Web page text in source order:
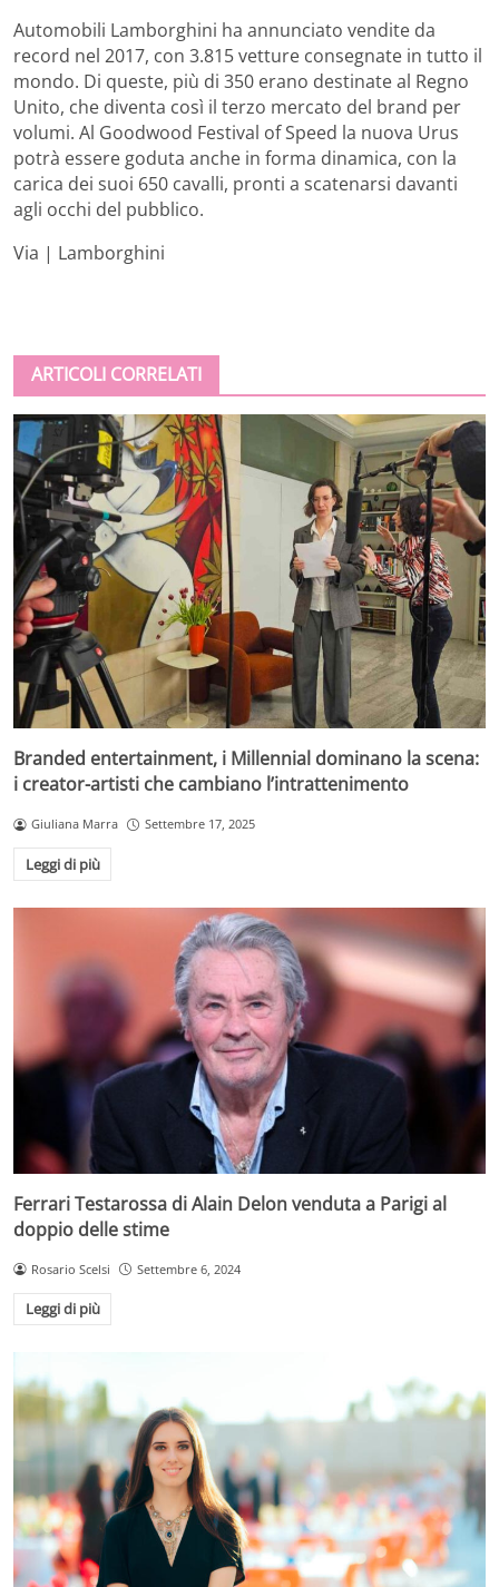
Automobili Lamborghini ha annunciato vendite da
record nel 2017, con 3.815 vetture consegnate in tutto il
mondo. Di queste, più di 350 erano destinate al Regno
Unito, che diventa così il terzo mercato del brand per
volumi. Al Goodwood Festival of Speed la nuova Urus
potrà essere goduta anche in forma dinamica, con la
carica dei suoi 650 cavalli, pronti a scatenarsi davanti
agli occhi del pubblico.
Via | Lamborghini
ARTICOLI CORRELATI
Branded entertainment, i Millennial dominano la scena:
i creator-artisti che cambiano l’intrattenimento
Giuliana Marra Settembre 17, 2025
Leggi di più
Ferrari Testarossa di Alain Delon venduta a Parigi al
doppio delle stime
Rosario Scelsi Settembre 6, 2024
Leggi di più